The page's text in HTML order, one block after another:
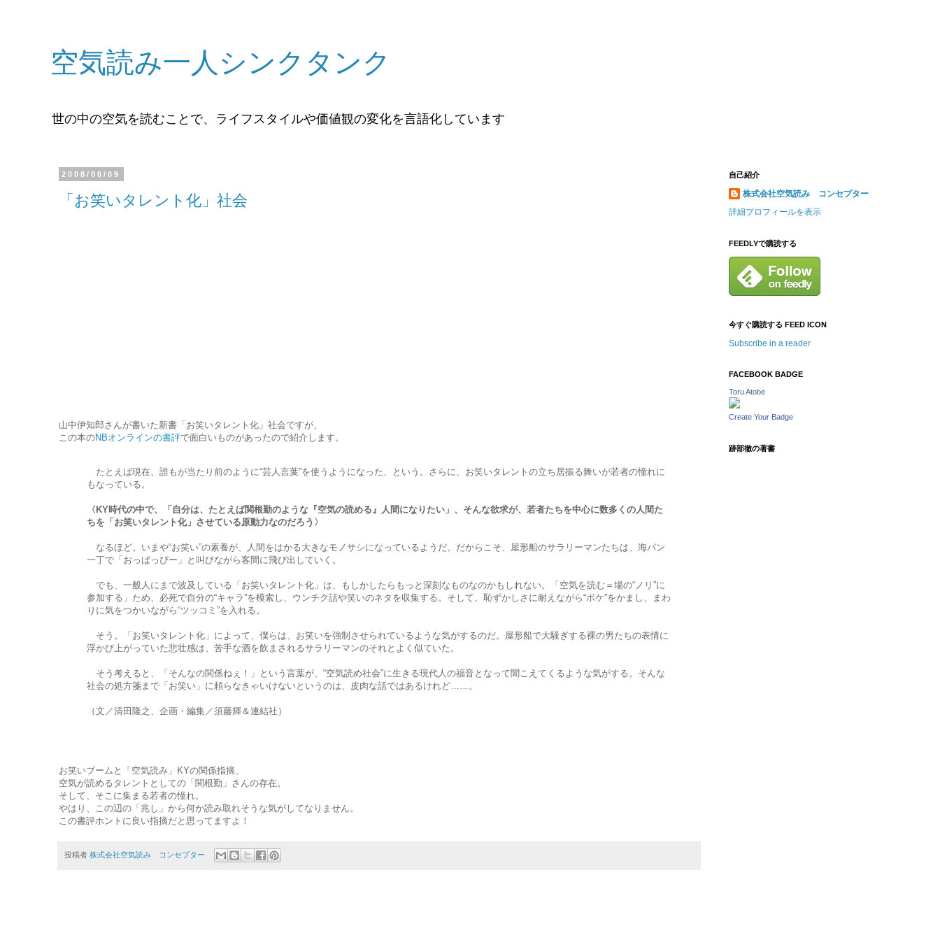
空気読み一人シンクタンク
世の中の空気を読むことで、ライフスタイルや価値観の変化を言語化しています
2008/06/09
「お笑いタレント化」社会
山中伊知郎さんが書いた新書「お笑いタレント化」社会ですが、
この本のNBオンラインの書評で面白いものがあったので紹介します。
たとえば現在、誰もが当たり前のように“芸人言葉”を使うようになった、という。さらに、お笑いタレントの立ち居振る舞いが若者の憧れに
もなっている。
〈KY時代の中で、「自分は、たとえば関根勤のような『空気の読める』人間になりたい」、そんな欲求が、若者たちを中心に数多くの人間た
ちを「お笑いタレント化」させている原動力なのだろう〉
なるほど。いまや“お笑い”の素養が、人間をはかる大きなモノサシになっているようだ。だからこそ、屋形船のサラリーマンたちは、海パン
一丁で「おっぱっぴー」と叫びながら客間に飛び出していく。
でも、一般人にまで波及している「お笑いタレント化」は、もしかしたらもっと深刻なものなのかもしれない。「空気を読む＝場の“ノリ”に
参加する」ため、必死で自分の“キャラ”を模索し、ウンチク話や笑いのネタを収集する。そして、恥ずかしさに耐えながら“ボケ”をかまし、まわ
りに気をつかいながら“ツッコミ”を入れる。
そう。「お笑いタレント化」によって、僕らは、お笑いを強制させられているような気がするのだ。屋形船で大騒ぎする裸の男たちの表情に
浮かび上がっていた悲壮感は、苦手な酒を飲まされるサラリーマンのそれとよく似ていた。
そう考えると、「そんなの関係ねぇ！」という言葉が、“空気読め社会”に生きる現代人の福音となって聞こえてくるような気がする。そんな
社会の処方箋まで「お笑い」に頼らなきゃいけないというのは、皮肉な話ではあるけれど……。
（文／清田隆之、企画・編集／須藤輝＆連結社）
お笑いブームと「空気読み」KYの関係指摘、
空気が読めるタレントとしての「関根勤」さんの存在。
そして、そこに集まる若者の憧れ。
やはり、この辺の「兆し」から何か読み取れそうな気がしてなりません。
この書評ホントに良い指摘だと思ってますよ！
投稿者 株式会社空気読み コンセプター
自己紹介
株式会社空気読み コンセプター
詳細プロフィールを表示
FEEDLYで購読する
今すぐ購読する FEED ICON
Subscribe in a reader
FACEBOOK BADGE
Toru Atobe
Create Your Badge
跡部徹の著書